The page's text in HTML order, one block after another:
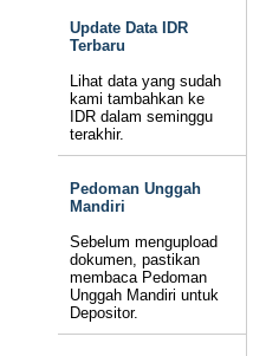
Update Data IDR
Terbaru
Lihat data yang sudah
kami tambahkan ke
IDR dalam seminggu
terakhir.
Pedoman Unggah
Mandiri
Sebelum mengupload
dokumen, pastikan
membaca Pedoman
Unggah Mandiri untuk
Depositor.